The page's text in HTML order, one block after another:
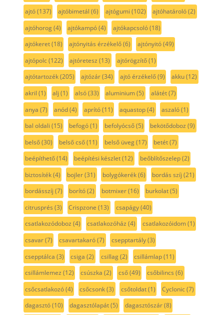
ajtó(137) ajtóbimetál (6) ajtógumi (102) ajtóhatároló(2)
ajtóhorog(4) ajtókampó(4) ajtókapcsoló(18)
ajtókeret(18) ajtónyitás érzékelő(6) ajtónyitó(49)
ajtópolc(122) ajtóretesz (13) ajtórögzítő(1)
ajtótartozék(205) ajtózár(34) ajtó érzékelő(9) akku(12)
akril (1) alj (1) alsó(33) aluminium(5) alátét(7)
anya (7) anód(4) aprító(11) aquastop(4) aszaló(1)
bal oldali (15) befogó(1) befolyócső(5) bekötődoboz (9)
belső(30) belső cső(11) belső üveg(17) betét(7)
beépíthető(14) beépítési készlet(12) beőblítőszelep(2)
biztosíték(4) bojler(31) bolygókerék(6) bordás szíj (21)
bordásszíj (7) borító(2) botmixer(16) burkolat(5)
citrusprés (3) Crispzone (13) csapágy(40)
csatlakozódoboz (4) csatlakozóház (4) csatlakozóidom(1)
csavar(7) csavartakaró(7) csepptartály(3)
csepptálca (3) csiga (2) csillag(2) csillámlap(11)
csillámlemez (12) csúszka (2) cső(49) csőbilincs (6)
csőcsatlakozó(4) csőcsonk(3) csőtoldat(1) Cyclonic(7)
dagasztó(10) dagasztólapát(5) dagasztószár(8)